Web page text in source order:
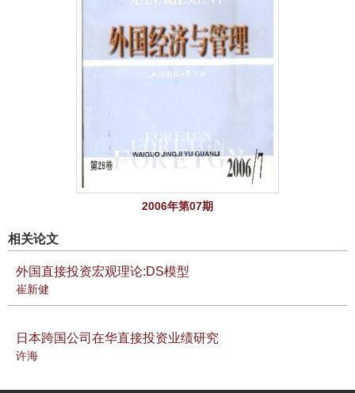
2006年第07期
相关论文
外国直接投资宏观理论:DS模型
崔新健
日本跨国公司在华直接投资业绩研究
许海